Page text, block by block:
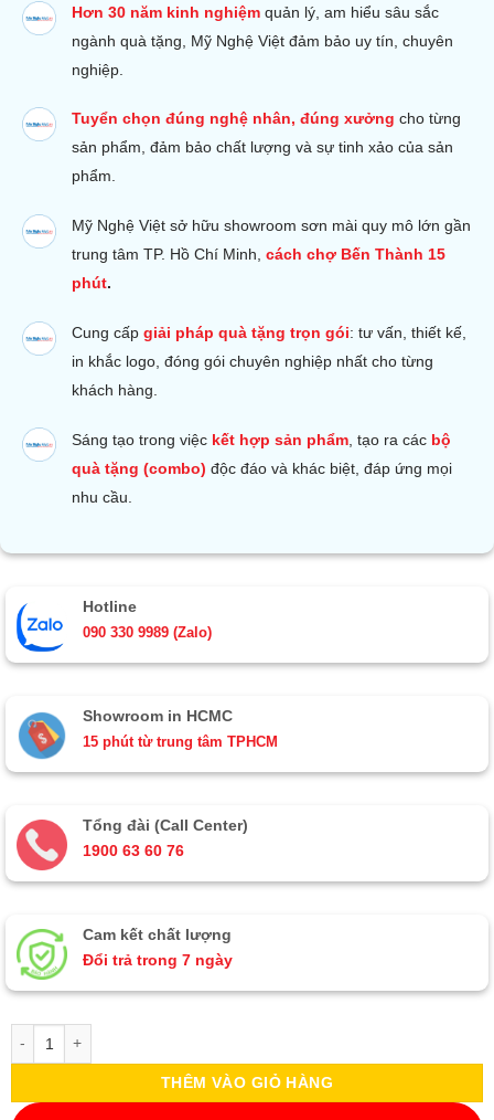
Hơn 30 năm kinh nghiệm quản lý, am hiểu sâu sắc
ngành quà tặng, Mỹ Nghệ Việt đảm bảo uy tín, chuyên
nghiệp.
Tuyển chọn đúng nghệ nhân, đúng xưởngcho từng
sản phẩm, đảm bảo chất lượng và sự tinh xảo của sản
phẩm.
Mỹ Nghệ Việt sở hữu showroom sơn mài quy mô lớn gần
trung tâm TP. Hồ Chí Minh,cách chợ Bến Thành 15
phút.
Cung cấpgiải pháp quà tặng trọn gói: tư vấn, thiết kế,
in khắc logo, đóng gói chuyên nghiệp nhất cho từng
khách hàng.
Sáng tạo trong việc kết hợp sản phẩm , tạo ra các bộ
quà tặng (combo) độc đáo và khác biệt, đáp ứng mọi
nhu cầu.
Hotline
090 330 9989 (Zalo)
Showroom in HCMC
15 phút từ trung tâm TPHCM
Tổng đài (Call Center)
1900 63 60 76
Cam kết chất lượng
Đổi trả trong 7 ngày
THÊM VÀO GIỎ HÀNG